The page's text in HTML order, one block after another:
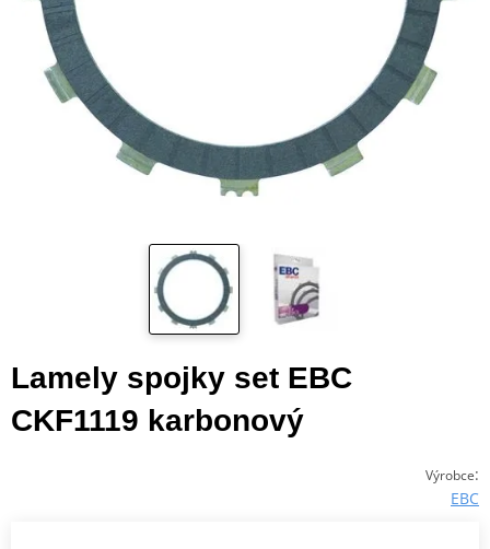
Lamely spojky set EBC
CKF1119 karbonový
Výrobce:
EBC